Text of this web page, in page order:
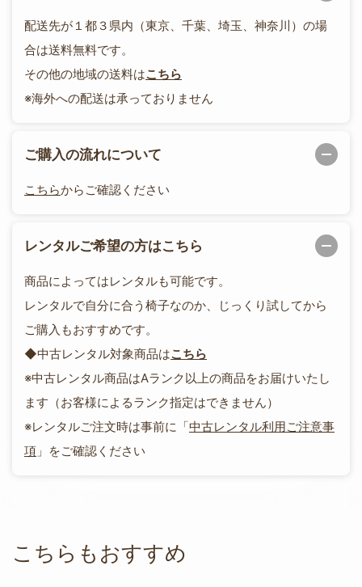
配送先が１都３県内（東京、千葉、埼玉、神奈川）の場
合は送料無料です。
その他の地域の送料はこちら
※海外への配送は承っておりません
ご購入の流れについて
こちらからご確認ください
レンタルご希望の方はこちら
商品によってはレンタルも可能です。
レンタルで自分に合う椅子なのか、じっくり試してから
ご購入もおすすめです。
◆中古レンタル対象商品はこちら
※中古レンタル商品はAランク以上の商品をお届けいたし
ます（お客様によるランク指定はできません）
※レンタルご注文時は事前に「中古レンタル利用ご注意事
項 」をご確認ください
こちらもおすすめ